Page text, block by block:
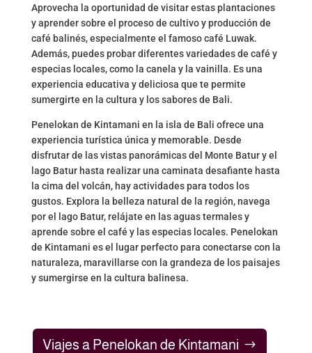
Aprovecha la oportunidad de visitar estas plantaciones
y aprender sobre el proceso de cultivo y producción de
café balinés, especialmente el famoso café Luwak.
Además, puedes probar diferentes variedades de café y
especias locales, como la canela y la vainilla. Es una
experiencia educativa y deliciosa que te permite
sumergirte en la cultura y los sabores de Bali.
Penelokan de Kintamani en la isla de Bali ofrece una
experiencia turística única y memorable. Desde
disfrutar de las vistas panorámicas del Monte Batur y el
lago Batur hasta realizar una caminata desafiante hasta
la cima del volcán, hay actividades para todos los
gustos. Explora la belleza natural de la región, navega
por el lago Batur, relájate en las aguas termales y
aprende sobre el café y las especias locales. Penelokan
de Kintamani es el lugar perfecto para conectarse con la
naturaleza, maravillarse con la grandeza de los paisajes
y sumergirse en la cultura balinesa.
Viajes a Penelokan de Kintamani